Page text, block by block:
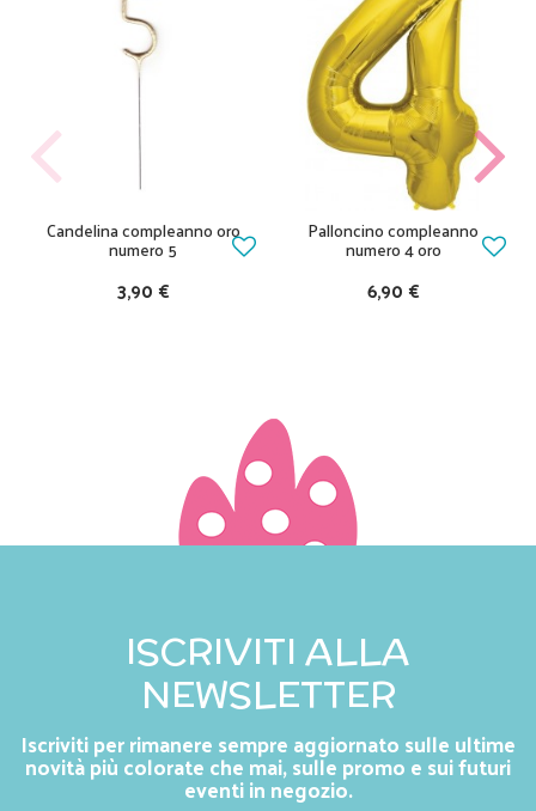
Candelina compleanno oro
numero 5
3,90 €
Palloncino compleanno
numero 4 oro
6,90 €
ISCRIVITI ALLA
NEWSLETTER
Iscriviti per rimanere sempre aggiornato sulle ultime
novità più colorate che mai, sulle promo e sui futuri
eventi in negozio.